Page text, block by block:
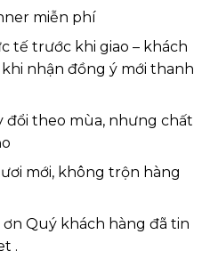
miễn phí
tế trước khi giao – khách
nhận đồng ý mới thanh
đổi theo mùa, nhưng chất
mới, không trộn hàng
ơn Quý khách hàng đã tin
.